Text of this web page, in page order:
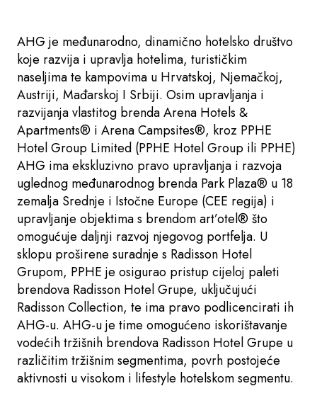
AHG je međunarodno, dinamično hotelsko društvo
koje razvija i upravlja hotelima, turističkim
naseljima te kampovima u Hrvatskoj, Njemačkoj,
Austriji, Mađarskoj I Srbiji. Osim upravljanja i
razvijanja vlastitog brenda Arena Hotels &
Apartments® i Arena Campsites®, kroz PPHE
Hotel Group Limited (PPHE Hotel Group ili PPHE)
AHG ima ekskluzivno pravo upravljanja i razvoja
uglednog međunarodnog brenda Park Plaza® u 18
zemalja Srednje i Istočne Europe (CEE regija) i
upravljanje objektima s brendom art’otel® što
omogućuje daljnji razvoj njegovog portfelja. U
sklopu proširene suradnje s Radisson Hotel
Grupom, PPHE je osigurao pristup cijeloj paleti
brendova Radisson Hotel Grupe, uključujući
Radisson Collection, te ima pravo podlicencirati ih
AHG-u. AHG-u je time omogućeno iskorištavanje
vodećih tržišnih brendova Radisson Hotel Grupe u
različitim tržišnim segmentima, povrh postojeće
aktivnosti u visokom i lifestyle hotelskom segmentu.